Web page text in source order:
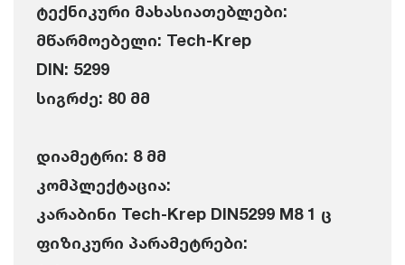
ტექნიკური მახასიათებლები:
მწარმოებელი: Tech-Krep
DIN: 5299
სიგრძე: 80 მმ
დიამეტრი: 8 მმ
კომპლექტაცია:
კარაბინი Tech-Krep DIN5299 M8 1 ც
ფიზიკური პარამეტრები: